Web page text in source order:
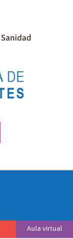
Aula virtual